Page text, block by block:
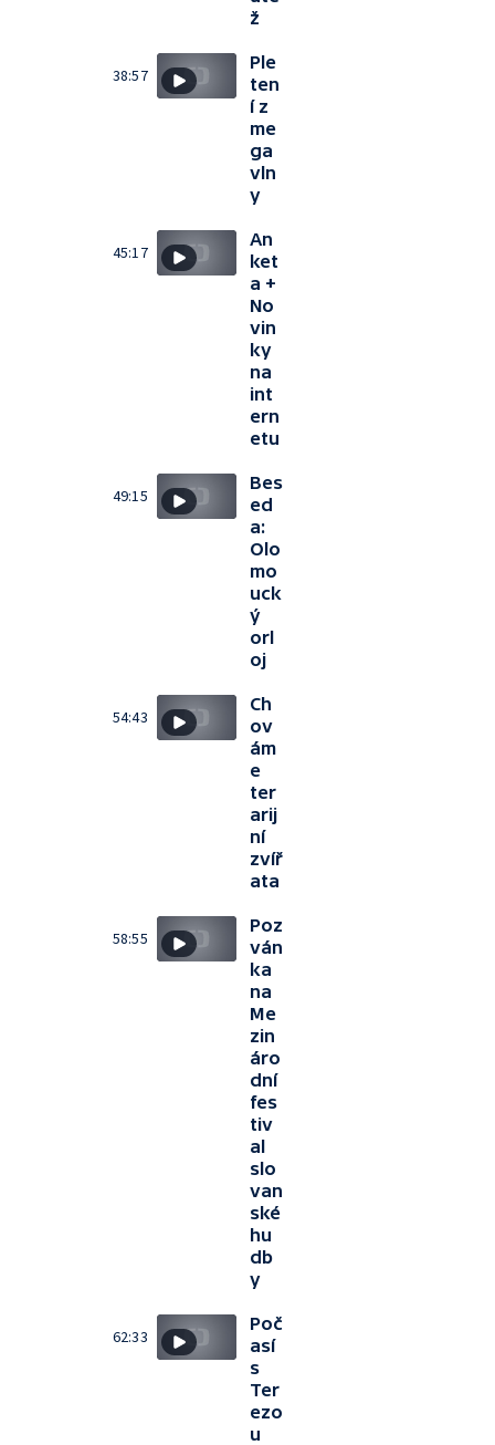
ž
38:57
Ple
ten
í z
me
ga
vln
y
45:17
An
ket
a +
No
vin
ky
na
int
ern
etu
49:15
Bes
ed
a:
Olo
mo
uck
ý
orl
oj
54:43
Ch
ov
ám
e
ter
arij
ní
zvíř
ata
58:55
Poz
ván
ka
na
Me
zin
áro
dní
fes
tiv
al
slo
van
ské
hu
db
y
62:33
Poč
así
s
Ter
ezo
u